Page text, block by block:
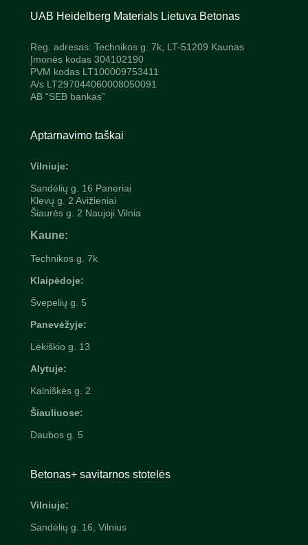
UAB Heidelberg Materials Lietuva Betonas
Reg. adresas: Technikos g. 7k, LT-51209 Kaunas
Įmonės kodas 304102190
PVM kodas LT100009753411
A/s LT297044060008050091
AB “SEB bankas”
Aptarnavimo taškai
Vilniuje:
Sandėlių g. 16 Paneriai
Klevų g. 2 Avižieniai
Šiaurės g. 2 Naujoji Vilnia
Kaune:
Technikos g. 7k
Klaipėdoje:
Švepelių g. 5
Panevėžyje:
Lėkiškio g. 13
Alytuje:
Kalniškės g. 2
Šiauliuose:
Daubos g. 5
Betonas+ savitarnos stotelės
Vilniuje:
Sandėlių g. 16, Vilnius